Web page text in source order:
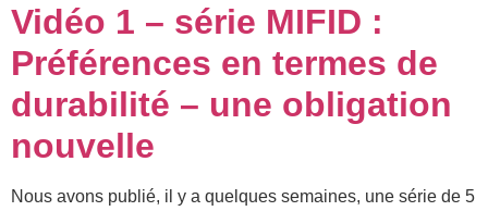
Vidéo 1 – série MIFID :
Préférences en termes de
durabilité – une obligation
nouvelle
Nous avons publié, il y a quelques semaines, une série de 5